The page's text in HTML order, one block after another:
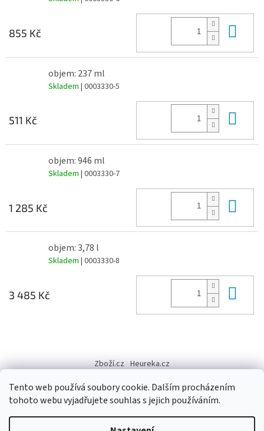
Tento web používá soubory cookie. Dalším procházením
tohoto webu vyjadřujete souhlas s jejich používáním.
855 Kč
objem: 237 ml
Skladem | 0003330-5
511 Kč
objem: 946 ml
Skladem | 0003330-7
1 285 Kč
objem: 3,78 l
Skladem | 0003330-8
3 485 Kč
p
Zboží.cz Heureka.cz